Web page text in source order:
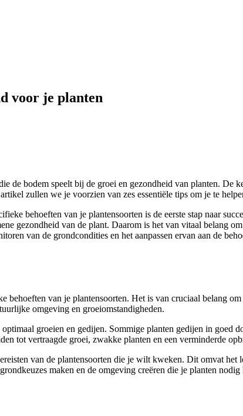
voor je planten
de bodem speelt bij de groei en gezondheid van planten. De
zullen we je voorzien van zes essentiële tips om je te
behoeften van je plantensoorten is de eerste stap naar
gezondheid van de plant. Daarom is het van vitaal belang
van de grondcondities en het aanpassen ervan aan de
behoeften van je plantensoorten. Het is van cruciaal belang
omgeving en groeiomstandigheden.
groeien en gedijen. Sommige planten gedijen in
tot vertraagde groei, zwakke planten en een verminderde
van de plantensoorten die je wilt kweken. Dit omvat het
maken en de omgeving creëren die je planten nodig